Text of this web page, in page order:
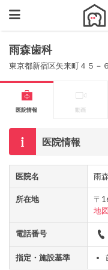
雨森歯科
東京都新宿区矢来町４５－６
医院情報 動画
医院情報
医院名 雨
所在地
〒
地
電話番号
指定・施設基準